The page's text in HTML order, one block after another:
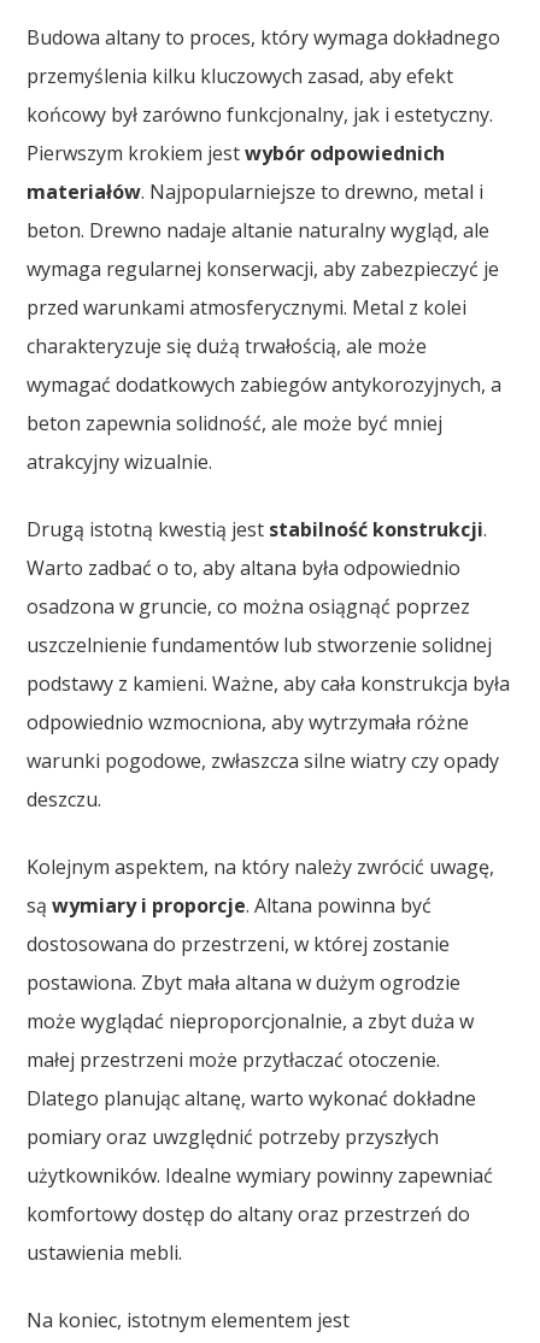
Budowa altany to proces, który wymaga dokładnego
przemyślenia kilku kluczowych zasad, aby efekt
końcowy był zarówno funkcjonalny, jak i estetyczny.
Pierwszym krokiem jestwybór odpowiednich
materiałów. Najpopularniejsze to drewno, metal i
beton. Drewno nadaje altanie naturalny wygląd, ale
wymaga regularnej konserwacji, aby zabezpieczyć je
przed warunkami atmosferycznymi. Metal z kolei
charakteryzuje się dużą trwałością, ale może
wymagać dodatkowych zabiegów antykorozyjnych, a
beton zapewnia solidność, ale może być mniej
atrakcyjny wizualnie.
Drugą istotną kwestią jest stabilność konstrukcji.
Warto zadbać o to, aby altana była odpowiednio
osadzona w gruncie, co można osiągnąć poprzez
uszczelnienie fundamentów lub stworzenie solidnej
podstawy z kamieni. Ważne, aby cała konstrukcja była
odpowiednio wzmocniona, aby wytrzymała różne
warunki pogodowe, zwłaszcza silne wiatry czy opady
deszczu.
Kolejnym aspektem, na który należy zwrócić uwagę,
sąwymiary i proporcje. Altana powinna być
dostosowana do przestrzeni, w której zostanie
postawiona. Zbyt mała altana w dużym ogrodzie
może wyglądać nieproporcjonalnie, a zbyt duża w
małej przestrzeni może przytłaczać otoczenie.
Dlatego planując altanę, warto wykonać dokładne
pomiary oraz uwzględnić potrzeby przyszłych
użytkowników. Idealne wymiary powinny zapewniać
komfortowy dostęp do altany oraz przestrzeń do
ustawienia mebli.
Na koniec, istotnym elementem jest